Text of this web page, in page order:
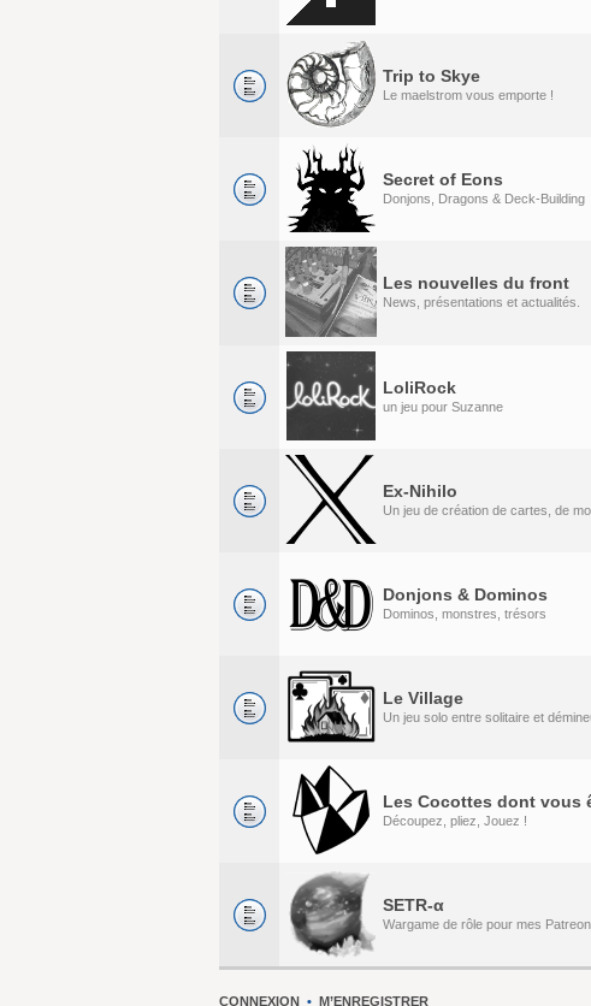
Trip to Skye
Le maelstrom vous emporte !
Secret of Eons
Donjons, Dragons & Deck-Building
Les nouvelles du front
News, présentations et actualités.
LoliRock
un jeu pour Suzanne
Ex-Nihilo
Un jeu de création de cartes, de
Donjons & Dominos
Dominos, monstres, trésors
Le Village
Un jeu solo entre solitaire et
Les Cocottes dont vous
Découpez, pliez, Jouez !
SETR-α
Wargame de rôle pour mes
CONNEXION • M’ENREGISTRER